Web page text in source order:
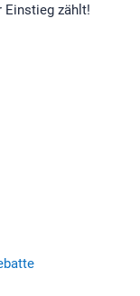
Einstieg zählt!